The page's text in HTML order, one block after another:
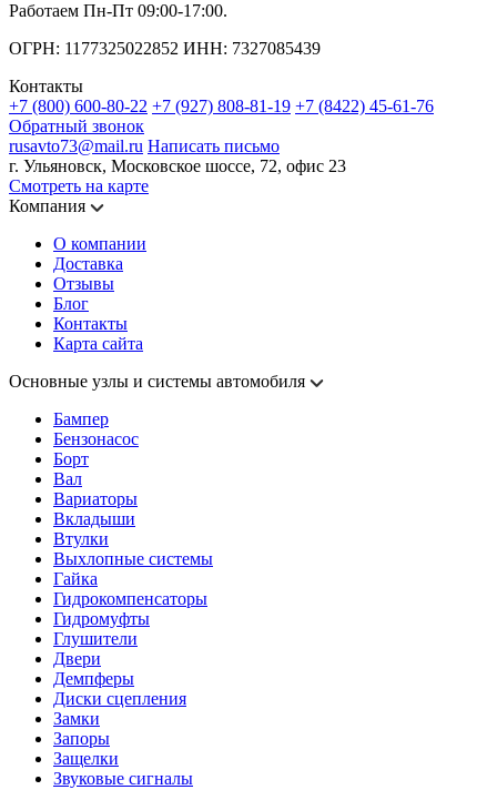
Работаем Пн-Пт 09:00-17:00.
ОГРН: 1177325022852 ИНН: 7327085439
Контакты
+7 (800) 600-80-22 +7 (927) 808-81-19 +7 (8422) 45-61-76
Обратный звонок
rusavto73@mail.ru Написать письмо
г. Ульяновск, Московское шоссе, 72, офис 23
Смотреть на карте
Компания
О компании
Доставка
Отзывы
Блог
Контакты
Карта сайта
Основные узлы и системы автомобиля
Бампер
Бензонасос
Борт
Вал
Вариаторы
Вкладыши
Втулки
Выхлопные системы
Гайка
Гидрокомпенсаторы
Гидромуфты
Глушители
Двери
Демпферы
Диски сцепления
Замки
Запоры
Защелки
Звуковые сигналы